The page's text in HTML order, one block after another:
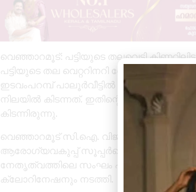
വെഞ്ഞാറമൂട്: പട്ടിയുടെ തലവെട്ടി
പട്ടിയുടെ തല വെറ്ററിനറി
ഇടവംപറമ്പ് പാലൂർവീട്ടിൽ തുളസിയുടെ
നിലയിൽ കിടന്നത്. ഇതിന്റെ ഉടൽ
കിടന്നിരുന്നു.
വെഞ്ഞാറമൂട് സി.ഐ. വിജയന്റെ
ആരോഗ്യവകുപ്പ് സൂപ്പർവൈസർ ജോജോ
നേതൃത്വത്തിലെ സംഘം എത്തി കിണറ്റിലെ
ക്ലോറിനേഷനും നടത്തി.